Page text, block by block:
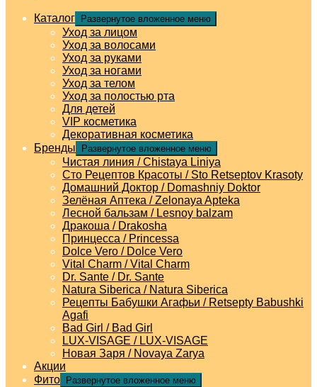
Каталог Развернутое вложенное меню
Уход за лицом
Уход за волосами
Уход за руками
Уход за ногами
Уход за телом
Уход за полостью рта
Для детей
VIP косметика
Декоративная косметика
Бренды
Развернутое вложенное меню
Чистая линия / Chistaya Liniya
Сто Рецептов Красоты / Sto Retseptov Krasoty
Домашний Доктор / Domashniy Doktor
Зелёная Аптека / Zelonaya Apteka
Лесной бальзам / Lesnoy balzam
Дракоша / Drakosha
Принцесса / Princessa
Dolce Vero / Dolce Vero
Vital Charm / Vital Charm
Dr. Sante / Dr. Sante
Natura Siberica / Natura Siberica
Рецепты Бабушки Агафьи / Retsepty Babushki
Agafi
Bad Girl / Bad Girl
LUX-VISAGE / LUX-VISAGE
Новая Заря / Novaya Zarya
Акции
Фито
Развернутое вложенное меню